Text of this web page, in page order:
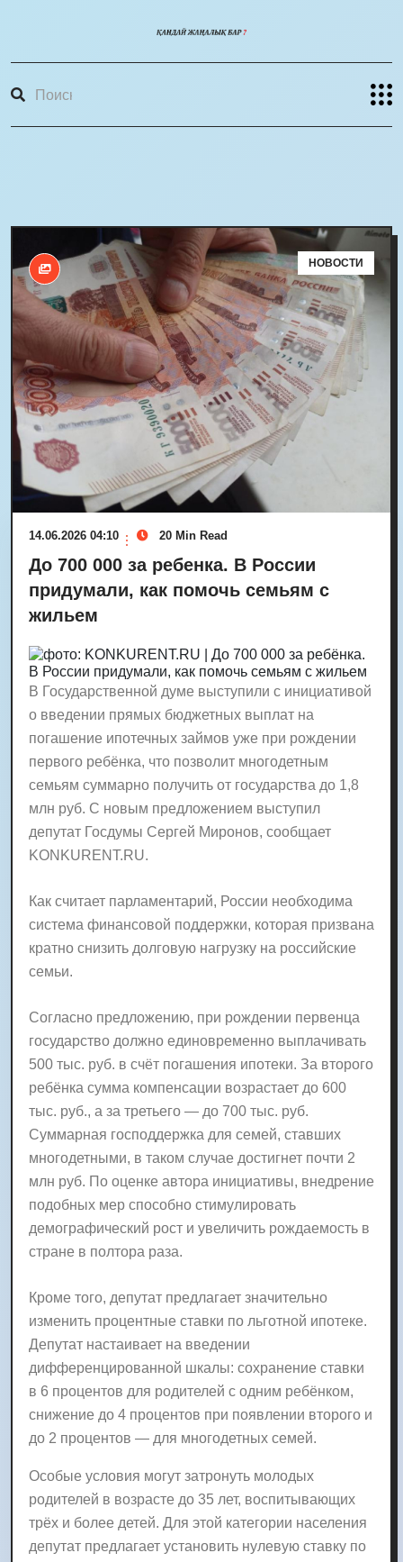
НОВОСТИ
14.06.2026 04:10 20 Min Read
До 700 000 за ребенка. В России
придумали, как помочь семьям с
жильем
В Государственной думе выступили с инициативой
о введении прямых бюджетных выплат на
погашение ипотечных займов уже при рождении
первого ребёнка, что позволит многодетным
семьям суммарно получить от государства до 1,8
млн руб. С новым предложением выступил
депутат Госдумы Сергей Миронов, сообщает
KONKURENT.RU.
Как считает парламентарий, России необходима
система финансовой поддержки, которая призвана
кратно снизить долговую нагрузку на российские
семьи.
Согласно предложению, при рождении первенца
государство должно единовременно выплачивать
500 тыс. руб. в счёт погашения ипотеки. За второго
ребёнка сумма компенсации возрастает до 600
тыс. руб., а за третьего — до 700 тыс. руб.
Суммарная господдержка для семей, ставших
многодетными, в таком случае достигнет почти 2
млн руб. По оценке автора инициативы, внедрение
подобных мер способно стимулировать
демографический рост и увеличить рождаемость в
стране в полтора раза.
Кроме того, депутат предлагает значительно
изменить процентные ставки по льготной ипотеке.
Депутат настаивает на введении
дифференцированной шкалы: сохранение ставки
в 6 процентов для родителей с одним ребёнком,
снижение до 4 процентов при появлении второго и
до 2 процентов — для многодетных семей.
Особые условия могут затронуть молодых
родителей в возрасте до 35 лет, воспитывающих
трёх и более детей. Для этой категории населения
депутат предлагает установить нулевую ставку по